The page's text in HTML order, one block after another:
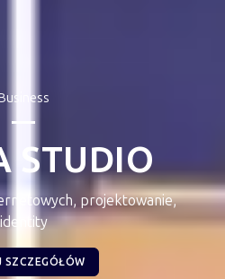
STUDIO
projektowanie,
identity
SZCZEGÓŁÓW